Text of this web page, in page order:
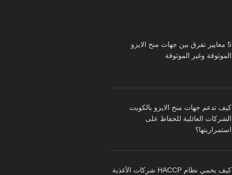
5 معايير تفرق بين جهات منح الايزو
الموثوقة وغير الموثوقة
كيف تدعم جهات منح الايزو بالكويت
الشركات العائلية للحفاظ على
استمراريتها؟
كيف يحمي نظام HACCP شركات الأغذية